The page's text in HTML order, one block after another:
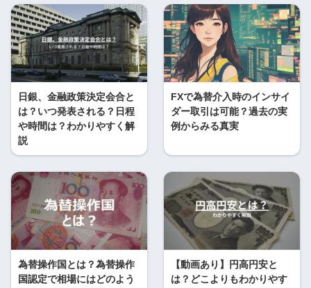
日銀、金融政策決定会合と
は？いつ発表される？日程
や時間は？わかりやすく解
説
FXで為替介入時のインサイ
ダー取引は可能？過去の実
例からみる真実
為替操作国とは？為替操作
国認定で相場にはどのよう
【動画あり】円高円安と
は？どこよりもわかりやす